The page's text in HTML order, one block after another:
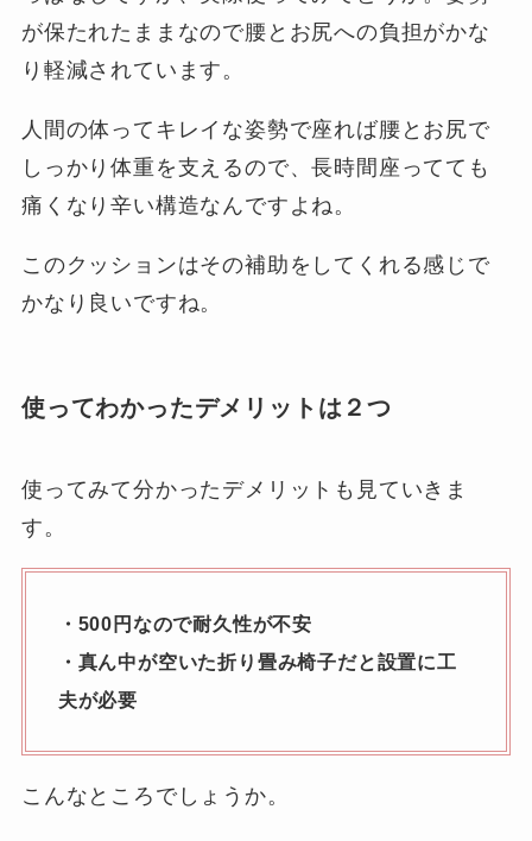
が保たれたままなので腰とお尻への負担がかな
り軽減されています。
人間の体ってキレイな姿勢で座れば腰とお尻で
しっかり体重を支えるので、長時間座ってても
痛くなり辛い構造なんですよね。
このクッションはその補助をしてくれる感じで
かなり良いですね。
使ってわかったデメリットは２つ
使ってみて分かったデメリットも見ていきま
す。
・500円なので耐久性が不安
・真ん中が空いた折り畳み椅子だと設置に工
夫が必要
こんなところでしょうか。